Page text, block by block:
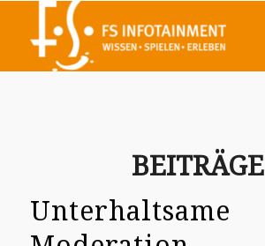
BEITRÄGE
Unterhaltsame